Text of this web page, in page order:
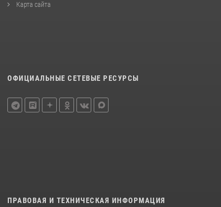
Карта сайта
ОФИЦИАЛЬНЫЕ СЕТЕВЫЕ РЕСУРСЫ
ПРАВОВАЯ И ТЕХНИЧЕСКАЯ ИНФОРМАЦИЯ